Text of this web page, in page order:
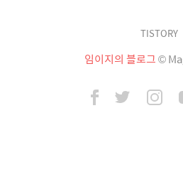
TISTORY
임이지의 블로그©